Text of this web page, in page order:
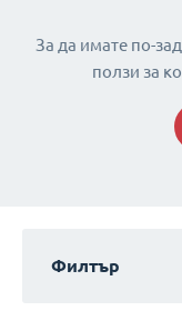
За да имате по-
ползи за
Филтър